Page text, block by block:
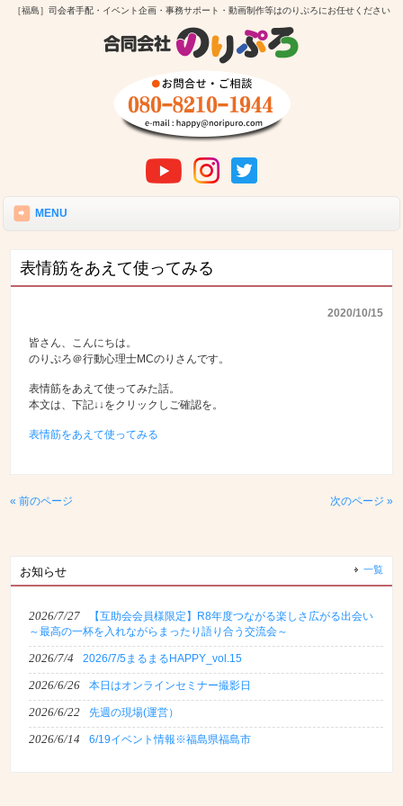
［福島］司会者手配・イベント企画・事務サポート・動画制作等はのりぷろにお任せください
MENU
表情筋をあえて使ってみる
2020/10/15
皆さん、こんにちは。
のりぷろ＠行動心理士MCのりさんです。
表情筋をあえて使ってみた話。
本文は、下記↓↓をクリックしご確認を。
表情筋をあえて使ってみる
« 前のページ 次のページ »
お知らせ 一覧
2026/7/27
【互助会会員様限定】R8年度つながる楽しさ広がる出会い
～最高の一杯を入れながらまったり語り合う交流会～
2026/7/4 2026/7/5まるまるHAPPY_vol.15
2026/6/26 本日はオンラインセミナー撮影日
2026/6/22 先週の現場(運営）
2026/6/14 6/19イベント情報※福島県福島市